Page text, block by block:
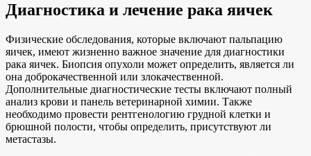
Диагностика и лечение рака яичек
Физические обследования, которые включают пальпацию
яичек, имеют жизненно важное значение для диагностики
рака яичек. Биопсия опухоли может определить, является ли
она доброкачественной или злокачественной.
Дополнительные диагностические тесты включают полный
анализ крови и панель ветеринарной химии. Также
необходимо провести рентгенологию грудной клетки и
брюшной полости, чтобы определить, присутствуют ли
метастазы.